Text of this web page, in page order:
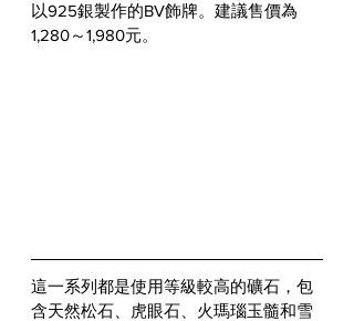
以925銀製作的BV飾牌。建議售價為
1,280～1,980元。
這一系列都是使用等級較高的礦石，包
含天然松石、虎眼石、火瑪瑙玉髓和雪